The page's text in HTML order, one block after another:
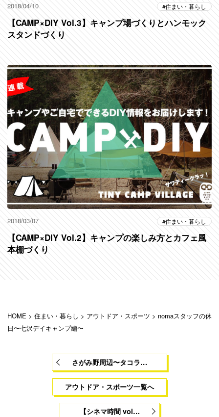
2018/04/10 住まい・暮らし
【CAMP×DIY Vol.3】キャンプ場づくりとハンモック
スタンドづくり
2018/03/07 住まい・暮らし
【CAMP×DIY Vol.2】キャンプの楽しみ方とカフェ風
本棚づくり
HOME > 住まい・暮らし > アウトドア・スポーツ > nomaスタッフの休
日〜七沢デイキャンプ編〜
さがみ野周辺〜タコラ…
アウトドア・スポーツ一覧へ
【シネマ時間 vol…